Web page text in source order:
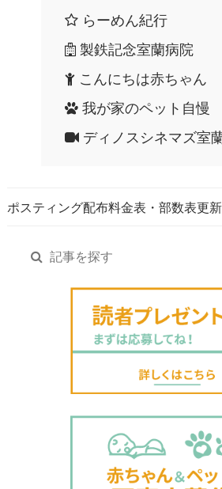
らーめん紀行
製鉄記念室蘭病院
こんにちは赤ちゃん
我が家のペット自慢
ディノスシネマズ室
ポスティング配布料金表・部数表更新
記事を探す